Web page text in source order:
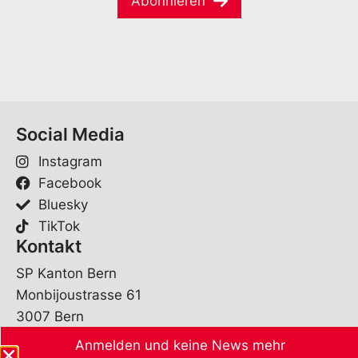
Social Media
Instagram
Facebook
Bluesky
TikTok
Kontakt
SP Kanton Bern
Monbijoustrasse 61
3007 Bern
sekretariat@spbe.ch
Anmelden und keine News mehr